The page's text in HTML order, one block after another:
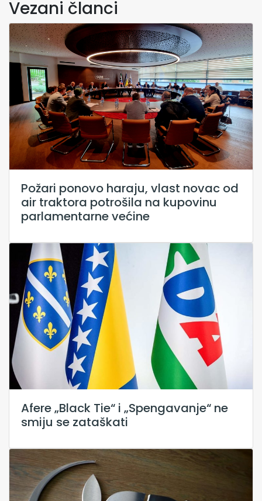
Vezani članci
Požari ponovo haraju, vlast novac od
air traktora potrošila na kupovinu
parlamentarne većine
Afere „Black Tie“ i „Spengavanje“ ne
smiju se zataškati